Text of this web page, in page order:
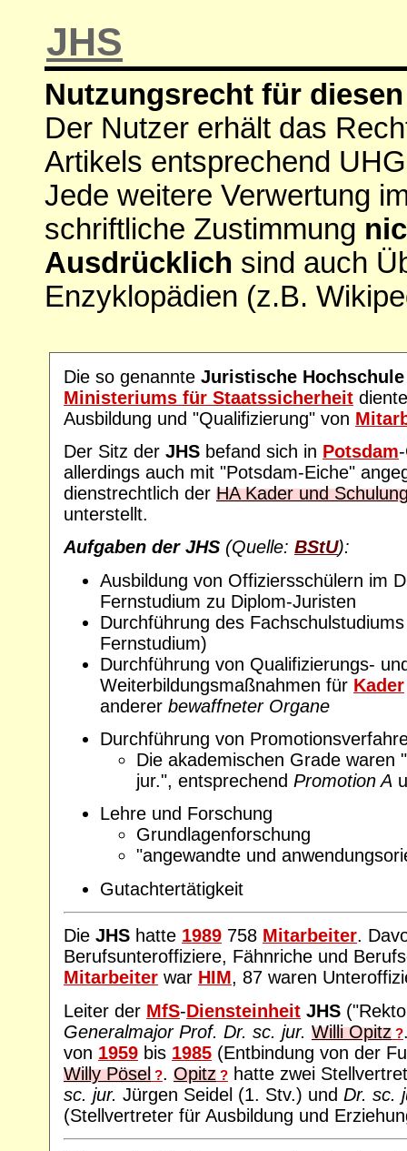
JHS
Nutzungsrecht für
Der Nutzer erhält das
Artikels entsprechend
Jede weitere Verwertung
schriftliche Zustimmung
Ausdrücklich sind auch
Enzyklopädien (z.B.
Die so genannte Juristische Hochschule
Ministeriums für Staatssicherheit
Ausbildung und "Qualifizierung" von
Der Sitz der JHS befand sich in Potsdam
allerdings auch mit "Potsdam-Eiche"
dienstrechtlich der HA Kader und
unterstellt.
Aufgaben der JHS (Quelle: BStU):
Ausbildung von Offiziersschülern im
Fernstudium zu Diplom-Juristen
Durchführung des
Fernstudium)
Durchführung von Qualifizierungs-
Weiterbildungsmaßnahmen für Kader
anderer bewaffneter Organe
Durchführung von
Die akademischen Grade waren
jur.", entsprechend Promotion A
Lehre und Forschung
Grundlagenforschung
"angewandte und
Gutachtertätigkeit
Die JHS hatte 1989 758 Mitarbeiter.
Berufsunteroffiziere, Fähnriche und
Mitarbeiter war HIM, 87 waren
Leiter der MfS-Diensteinheit JHS
Generalmajor Prof. Dr. sc. jur. Willi Opitz ?
von 1959 bis 1985 (Entbindung von der
Willy Pösel ?. Opitz ? hatte zwei
sc. jur. Jürgen Seidel (1. Stv.) und Dr. sc.
(Stellvertreter für Ausbildung und